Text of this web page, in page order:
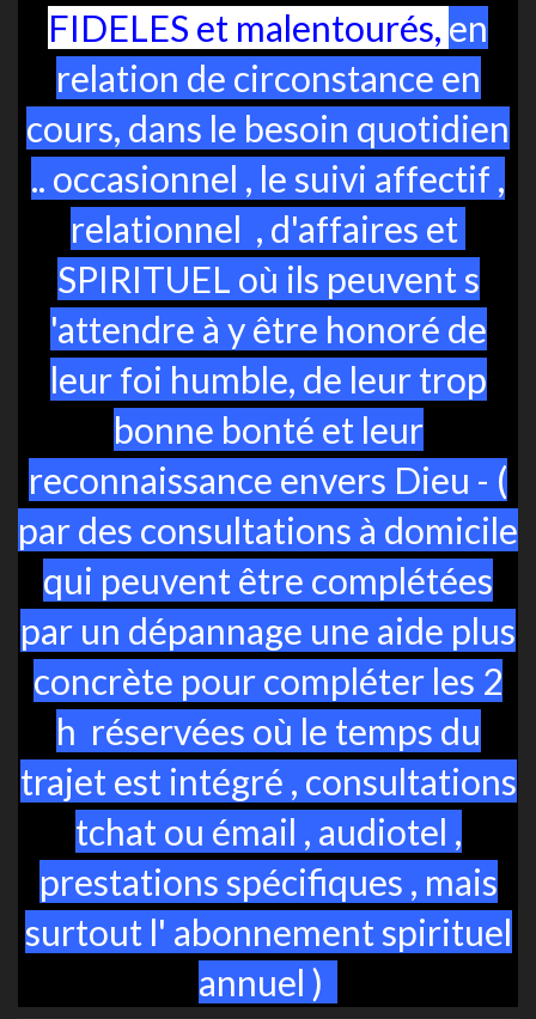
FIDELES et malentourés, en
relation de circonstance en
cours, dans le besoin quotidien
.. occasionnel , le suivi affectif ,
relationnel , d'affaires et
SPIRITUEL où ils peuvent s
'attendre à y être honoré de
leur foi humble, de leur trop
bonne bonté et leur
reconnaissance envers Dieu - (
par des consultations à domicile
qui peuvent être complétées
par un dépannage une aide plus
concrète pour compléter les 2
h réservées où le temps du
trajet est intégré , consultations
tchat ou émail , audiotel ,
prestations spécifiques , mais
surtout l' abonnement spirituel
annuel )